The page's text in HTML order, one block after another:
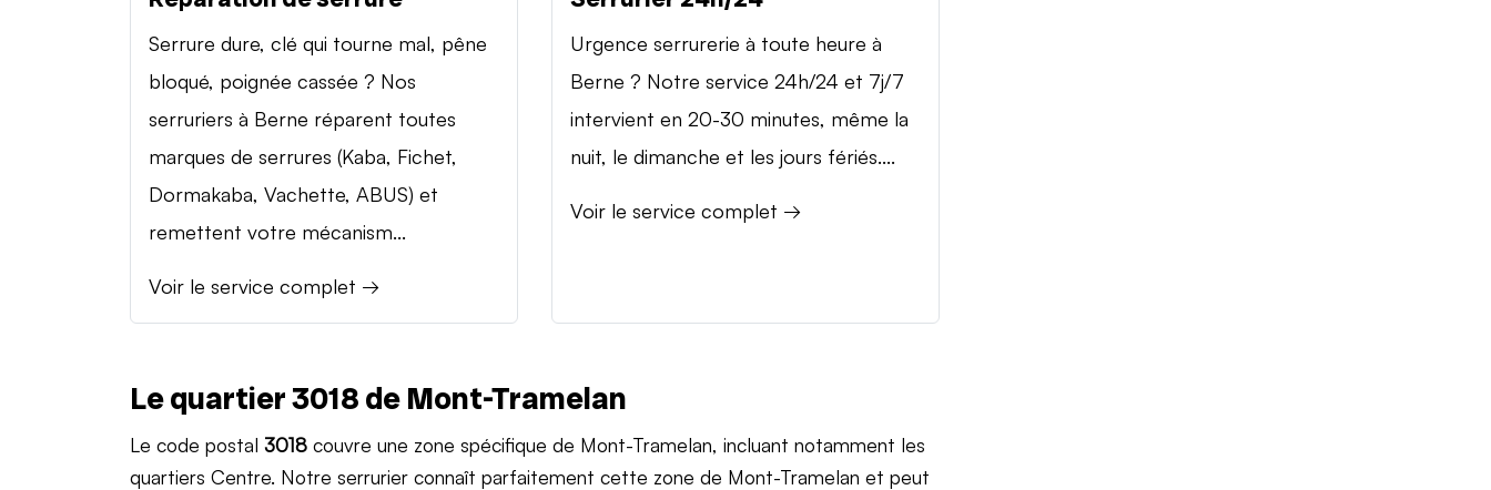
Serrure dure, clé qui tourne mal, pêne
bloqué, poignée cassée ? Nos
serruriers à Berne réparent toutes
marques de serrures (Kaba, Fichet,
Dormakaba, Vachette, ABUS) et
remettent votre mécanism...
Voir le service complet →
Urgence serrurerie à toute heure à
Berne ? Notre service 24h/24 et 7j/7
intervient en 20-30 minutes, même la
nuit, le dimanche et les jours fériés....
Voir le service complet →
Le quartier 3018 de Mont-Tramelan
Le code postal 3018 couvre une zone spécifique de Mont-Tramelan, incluant notamment les
quartiers Centre. Notre serrurier connaît parfaitement cette zone de Mont-Tramelan et peut